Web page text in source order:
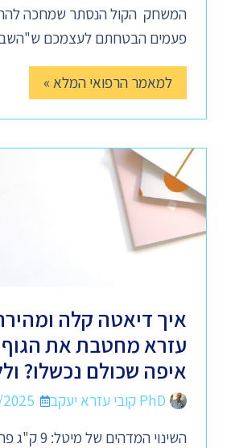
המשחק הקול הנסתר שמחכה
פעמים הבטחתם לעצמכם
למאמר הרפואי המלא »
איך דיאטה קלה
עזרא מחטבת את הגוף
איפה שכולם נכשלו?
PhD קובי עזרא יעקב